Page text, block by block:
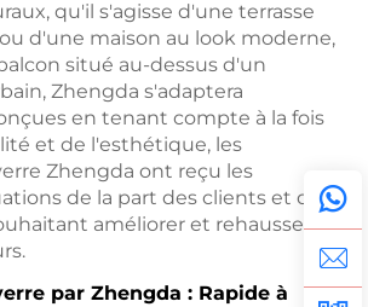
qu'il s'agisse d'une terrasse
d'une maison au look moderne,
situé au-dessus d'un
Zhengda s'adaptera
en tenant compte à la fois
et de l'esthétique, les
Zhengda ont reçu les
de la part des clients et des
améliorer et rehausser les
par Zhengda : Rapide à